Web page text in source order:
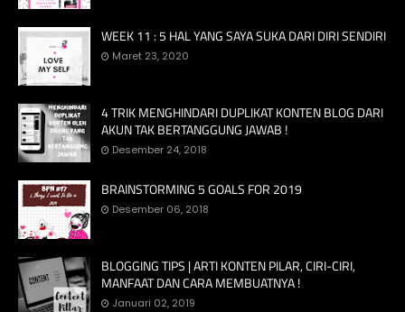
WEEK 11 : 5 HAL YANG SAYA SUKA DARI DIRI SENDIRI
Maret 23, 2020
4 TRIK MENGHINDARI DUPLIKAT KONTEN BLOG DARI
AKUN TAK BERTANGGUNG JAWAB !
Desember 24, 2018
BRAINSTORMING 5 GOALS FOR 2019
Desember 06, 2018
BLOGGING TIPS | ARTI KONTEN PILAR, CIRI-CIRI,
MANFAAT DAN CARA MEMBUATNYA !
Januari 02, 2019